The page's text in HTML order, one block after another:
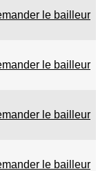
le bailleur
le bailleur
le bailleur
le bailleur